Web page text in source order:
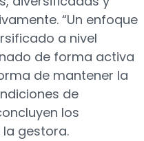
“Un enfoque
a nivel
de forma activa
de mantener la
de
los
gestora.